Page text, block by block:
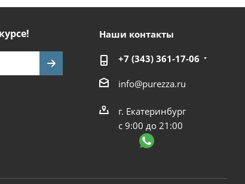
Наши контакты
+7 (343) 361-17-06
info@purezza.ru
г. Екатеринбург
с 9:00 до 21:00